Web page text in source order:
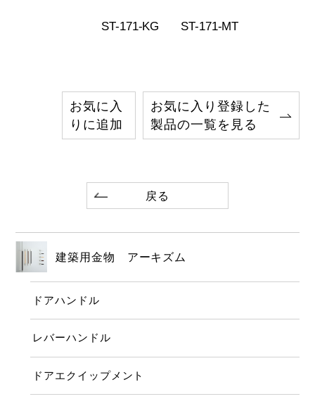
ST-171-KG ST-171-MT
お気に入
りに追加
お気に入り登録した
製品の一覧を見る
戻る
建築用金物 アーキズム
ドアハンドル
レバーハンドル
ドアエクイップメント